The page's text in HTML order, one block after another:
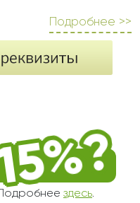
Подробнее >>
здесь.